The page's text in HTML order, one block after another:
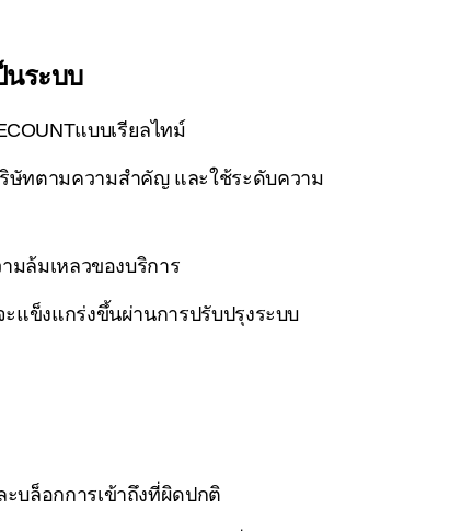
นระบบ
แบบเรียลไทม์
ษัทตามความสำคัญ และใช้ระดับความ
มล้มเหลวของบริการ
แข็งแกร่งขึ้นผ่านการปรับปรุงระบบ
บล็อกการเข้าถึงที่ผิดปกติ